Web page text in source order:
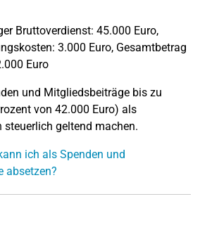
Bruttoverdienst: 45.000 Euro,
3.000 Euro, Gesamtbetrag
Euro
und Mitgliedsbeiträge bis zu
von 42.000 Euro) als
steuerlich geltend machen.
ich als Spenden und
absetzen?